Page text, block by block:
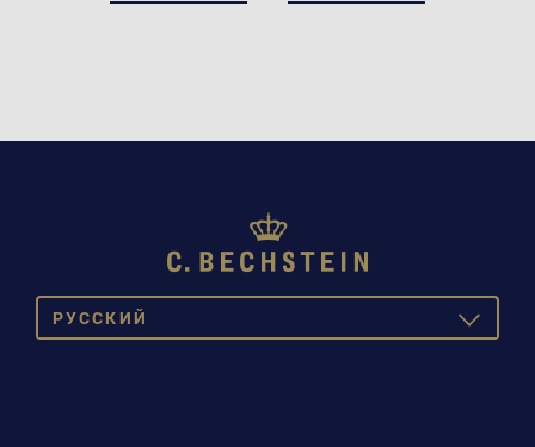
PУССКИЙ
TOGGLE